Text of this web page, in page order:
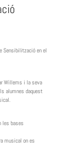
Sensibilització en el
Willems i la seva
alumnes daquest
les bases
musical on es